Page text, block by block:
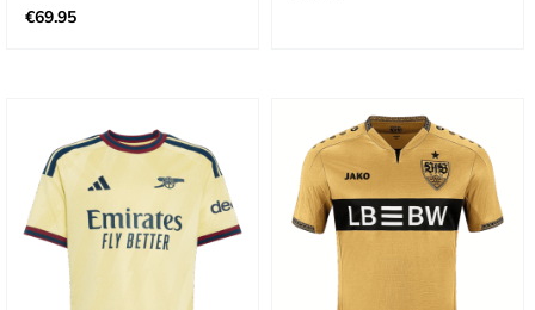
€69.95